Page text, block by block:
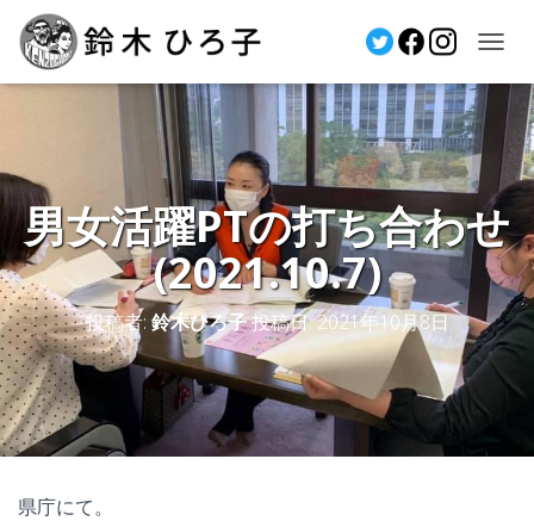
ビ
ー
シ
ョ
ン
を
切
り
替
え
男女活躍PTの打ち合わせ
(2021.10.7)
投稿者: 鈴木ひろ子投稿日:2021年10月8日
県庁にて。